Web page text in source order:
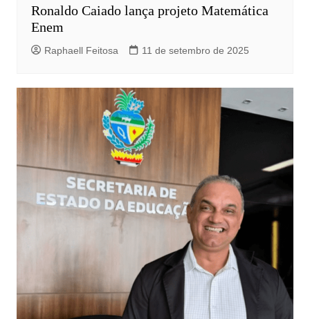
Ronaldo Caiado lança projeto Matemática
Enem
Raphaell Feitosa 11 de setembro de 2025